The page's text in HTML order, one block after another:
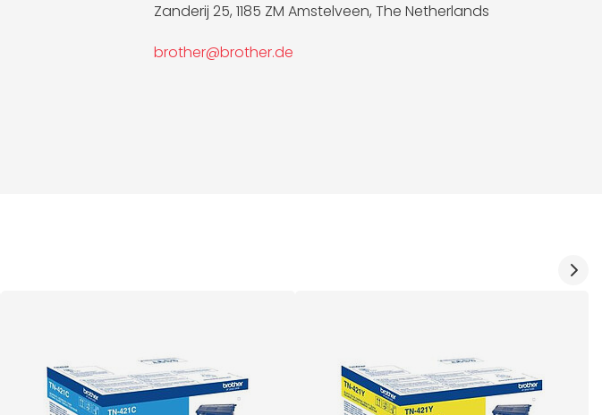
Zanderij 25, 1185 ZM Amstelveen, The Netherlands
brother@brother.de